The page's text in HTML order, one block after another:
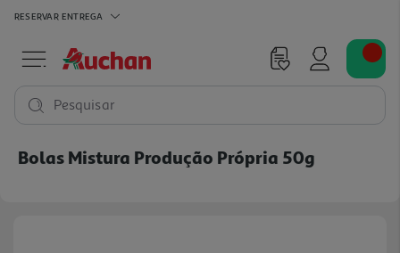
RESERVAR ENTREGA
Pesquisar
Bolas Mistura Produção Própria 50g